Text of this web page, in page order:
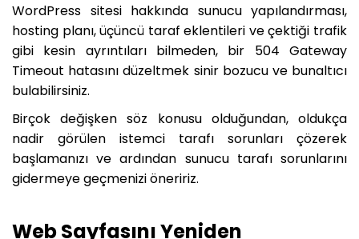
WordPress sitesi hakkında sunucu yapılandırması,
hosting planı, üçüncü taraf eklentileri ve çektiği trafik
gibi kesin ayrıntıları bilmeden, bir 504 Gateway
Timeout hatasını düzeltmek sinir bozucu ve bunaltıcı
bulabilirsiniz.
Birçok değişken söz konusu olduğundan, oldukça
nadir görülen istemci tarafı sorunları çözerek
başlamanızı ve ardından sunucu tarafı sorunlarını
gidermeye geçmenizi öneririz.
Web Sayfasını Yeniden